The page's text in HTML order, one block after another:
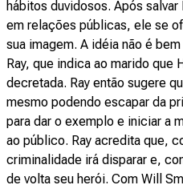
hábitos duvidosos. Após
em relações públicas, ele se
sua imagem. A idéia não é
Ray, que indica ao marido que
decretada. Ray então sugere
mesmo podendo escapar da
para dar o exemplo e iniciar a
ao público. Ray acredita que,
criminalidade irá disparar e,
de volta seu herói. Com Will